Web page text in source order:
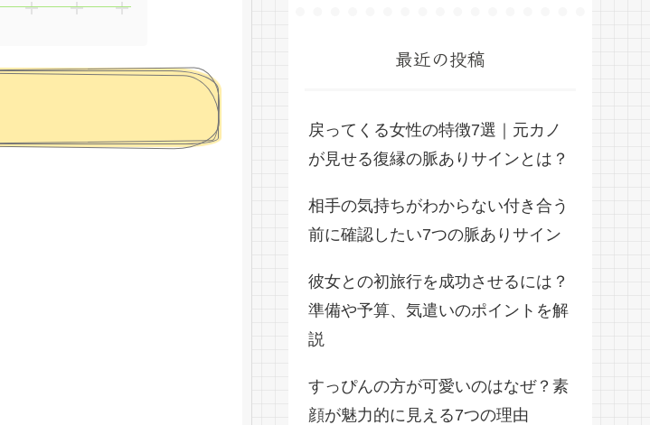
最近の投稿
戻ってくる女性の特徴7選｜元カノ
が見せる復縁の脈ありサインとは？
相手の気持ちがわからない付き合う
前に確認したい7つの脈ありサイン
彼女との初旅行を成功させるには？
準備や予算、気遣いのポイントを解
説
すっぴんの方が可愛いのはなぜ？素
顔が魅力的に見える7つの理由